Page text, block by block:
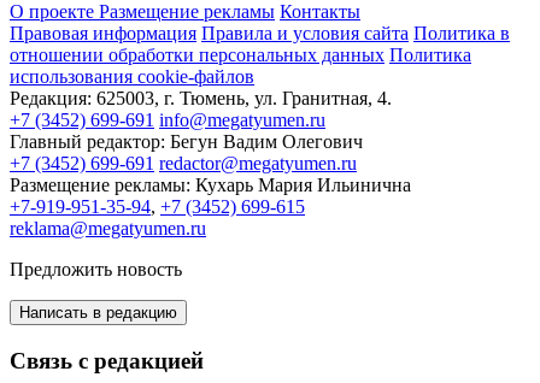
О проекте Размещение рекламы Контакты
Правовая информация Правила и условия сайта Политика в
отношении обработки персональных данных Политика
использования cookie-файлов
Редакция: 625003, г. Тюмень, ул. Гранитная, 4.
+7 (3452) 699-691 info@megatyumen.ru
Главный редактор: Бегун Вадим Олегович
+7 (3452) 699-691 redactor@megatyumen.ru
Размещение рекламы: Кухарь Мария Ильинична
+7-919-951-35-94, +7 (3452) 699-615
reklama@megatyumen.ru
Предложить новость
Написать в редакцию
Связь с редакцией